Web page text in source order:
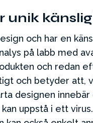
unik
och har en
på labb med
och redan
och betyder att,
designen
uppstå i ett